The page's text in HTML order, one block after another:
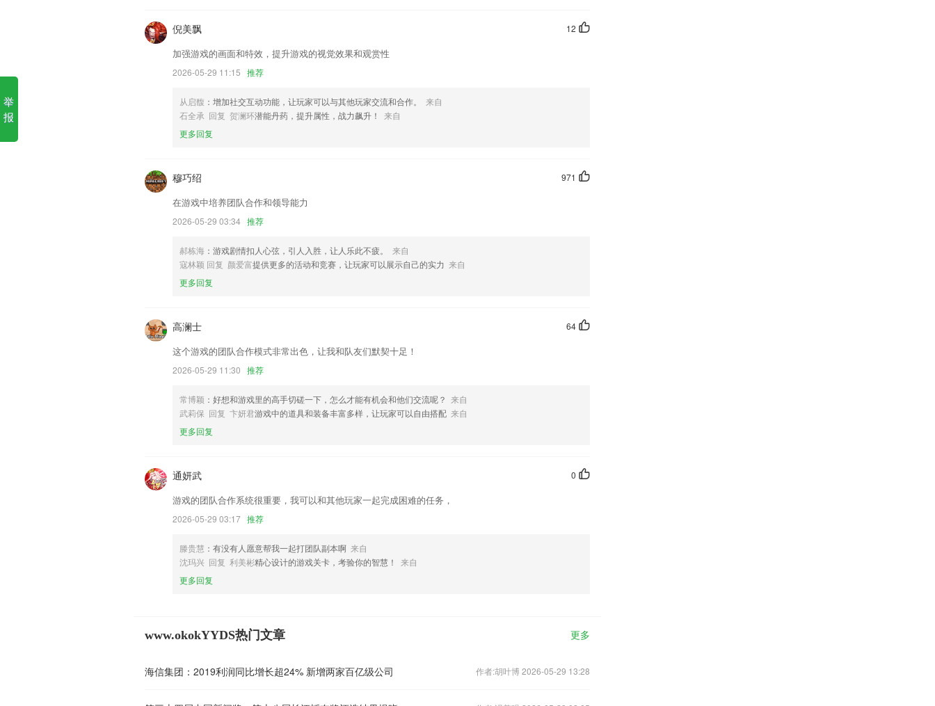
2.把真题涉及到的考点编写成改编题，结合你错误的数据，针对性的出题辅助你完成记忆，可以避免app刷题太
多，记住选项的弊端，并且更有针对性的记忆。
3.，这是一个永久的完全免费的乐器调音器便于随时使用。
5.享受到最佳的学习信息，针对最全的教学信息及时的在线查看和了解
6.平台每天都会提供真实考题训练，用户需要在规定时间内进行完成回答，然后又软件进行智能评改。
增加首页banner渠道
会员特权更清晰
新增跟踪您的预订状态；
以帮助我们更好的对产品进行优化修改。
12
倪美飘
加强游戏的画面和特效，提升游戏的视觉效果和观赏性
2026-05-29 11:15 推荐
从启馥 ：增加社交互动功能，让玩家可以与其他玩家交流和合作。
来自
石全承 回复 贺澜环潜能丹药，提升属性，战力飙升！
来自
更多回复
971
穆巧绍
在游戏中培养团队合作和领导能力
2026-05-29 03:34 推荐
郝栋海 ：游戏剧情扣人心弦，引人入胜，让人乐此不疲。
来自
寇林颖 回复 颜爱富提供更多的活动和竞赛，让玩家可以展示自己的实力 来自
更多回复
64
高澜士
这个游戏的团队合作模式非常出色，让我和队友们默契十足！
2026-05-29 11:30 推荐
常博颖 ：好想和游戏里的高手切磋一下，怎么才能有机会和他们交流呢？ 来自
武莉保 回复 卞妍君游戏中的道具和装备丰富多样，让玩家可以自由搭配 来自
更多回复
0
通妍武
游戏的团队合作系统很重要，我可以和其他玩家一起完成困难的任务，
2026-05-29 03:17 推荐
滕贵慧 ：有没有人愿意帮我一起打团队副本啊 来自
沈玛兴 回复 利美彬精心设计的游戏关卡，考验你的智慧！
来自
更多回复
www.okokYYDS热门文章 更多
海信集团：2019利润同比增长超24% 新增两家百亿级公司 作者:胡叶博 2026-05-29 13:28
举
报